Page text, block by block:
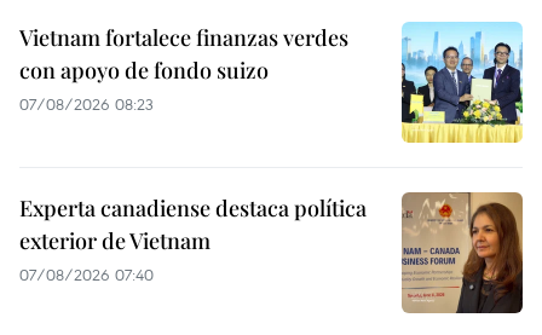
Vietnam fortalece finanzas verdes
con apoyo de fondo suizo
07/08/2026 08:23
Experta canadiense destaca política
exterior de Vietnam
07/08/2026 07:40